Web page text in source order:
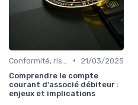
•
21/03/2025
Comprendre le compte
courant d'associé débiteur :
enjeux et implications